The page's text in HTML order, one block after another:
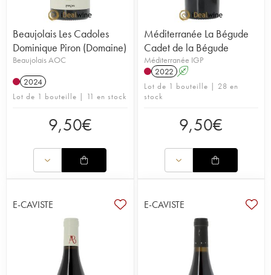
Beaujolais Les Cadoles
Dominique Piron (Domaine)
Beaujolais AOC
2024
Lot de 1 bouteille | 11 en stock
9,50€
Méditerranée La Bégude
Cadet de la Bégude
Méditerranée IGP
2022 A
Lot de 1 bouteille | 28 en
stock
9,50€
E-CAVISTE E-CAVISTE